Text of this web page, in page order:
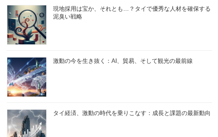
現地採用は宝か、それとも…？タイで優秀な人材を確保する
泥臭い戦略
激動の今を生き抜く：AI、貿易、そして観光の最前線
タイ経済、激動の時代を乗りこなす：成長と課題の最新動向